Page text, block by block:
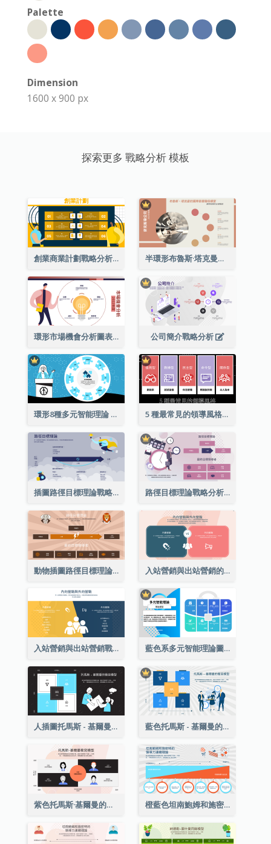
Palette
Dimension
1600 x 900 px
探索更多 戰略分析 模板
創業商業計劃戰略分析 半環形布魯斯·塔克曼的團隊發展階段模型圖表
環形市場機會分析圖表 公司簡介戰略分析
環形8種多元智能理論 5 種最常見的領導風格列表
插圖路徑目標理論戰略分析 路徑目標理論戰略分析
動物插圖路徑目標理論戰略分析 入站營銷與出站營銷的戰略分析
入站營銷與出站營銷戰略分析 藍色系多元智能理論圖表
人插圖托馬斯 - 基爾曼的衝突模型戰略分析 藍色托馬斯 - 基爾曼的衝突模型戰略分析
紫色托馬斯·基爾曼的衝突模型戰略分析 橙藍色坦南鮑姆和施密特的領導連續論戰略分析